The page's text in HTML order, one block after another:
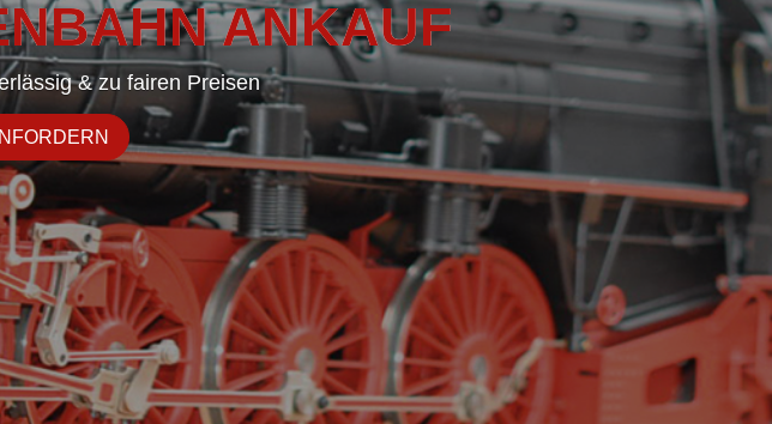
ANKAUF
& zu fairen Preisen